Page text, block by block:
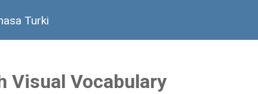
Turki
Visual Vocabulary